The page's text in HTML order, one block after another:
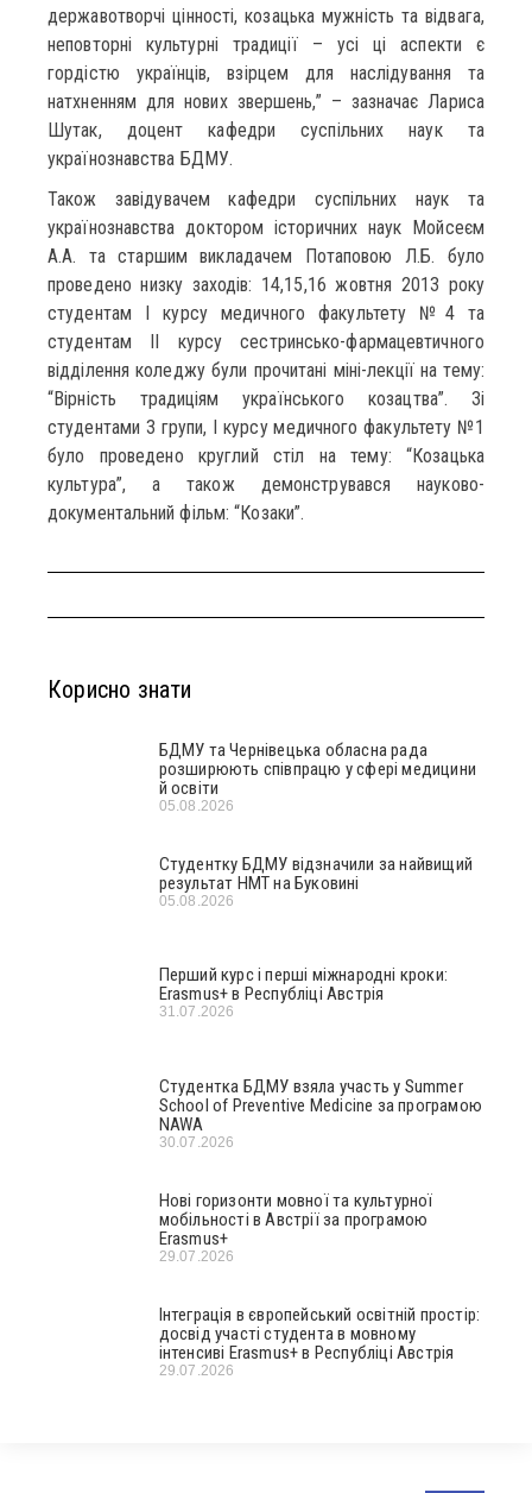
державотворчі цінності, козацька мужність та відвага,
неповторні культурні традиції – усі ці аспекти є
гордістю українців, взірцем для наслідування та
натхненням для нових звершень,” – зазначає Лариса
Шутак, доцент кафедри суспільних наук та
українознавства БДМУ.
Також завідувачем кафедри суспільних наук та
українознавства доктором історичних наук Мойсеєм
А.А. та старшим викладачем Потаповою Л.Б. було
проведено низку заходів: 14,15,16 жовтня 2013 року
студентам І курсу медичного факультету №4 та
студентам ІІ курсу сестринсько-фармацевтичного
відділення коледжу були прочитані міні-лекції на тему:
“Вірність традиціям українського козацтва”. Зі
студентами 3 групи, І курсу медичного факультету №1
було проведено круглий стіл на тему: “Козацька
культура”, а також демонструвався науково-
документальний фільм: “Козаки”.
Корисно знати
БДМУ та Чернівецька обласна рада
розширюють співпрацю у сфері медицини
й освіти
05.08.2026
Студентку БДМУ відзначили за найвищий
результат НМТ на Буковині
05.08.2026
Перший курс і перші міжнародні кроки:
Erasmus+ в Республіці Австрія
31.07.2026
Студентка БДМУ взяла участь у Summer
School of Preventive Medicine за програмою
NAWA
30.07.2026
Нові горизонти мовної та культурної
мобільності в Австрії за програмою
Erasmus+
29.07.2026
Інтеграція в європейський освітній простір:
досвід участі студента в мовному
інтенсиві Erasmus+ в Республіці Австрія
29.07.2026